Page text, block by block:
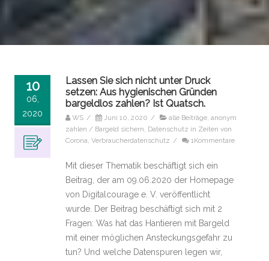
10
06,
2020
Lassen Sie sich nicht unter Druck
setzen: Aus hygienischen Gründen
bargeldlos zahlen? Ist Quatsch.
WS / Juni 10, 2020 / alle Beiträge, anonym
zahlen / Bargeld sichern, Datenschutz in Zeiten von
Corona, Verbraucherdatenschutz / 1Kommentare
Mit dieser Thematik beschäftigt sich ein
Beitrag, der am 09.06.2020 der Homepage
von Digitalcourage e. V. veröffentlicht
wurde. Der Beitrag beschäftigt sich mit 2
Fragen: Was hat das Hantieren mit Bargeld
mit einer möglichen Ansteckungsgefahr zu
tun? Und welche Datenspuren legen wir,